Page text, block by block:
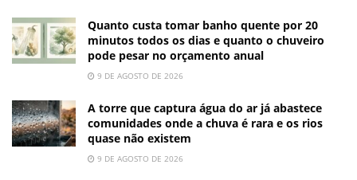
Quanto custa tomar banho quente por 20
minutos todos os dias e quanto o chuveiro
pode pesar no orçamento anual
9 DE AGOSTO DE 2026
A torre que captura água do ar já abastece
comunidades onde a chuva é rara e os rios
quase não existem
9 DE AGOSTO DE 2026